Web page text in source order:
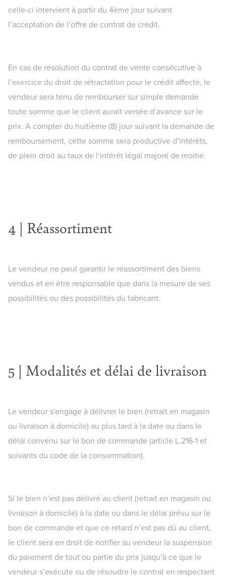
celle-ci intervient à partir du 4ème jour suivant
l’acceptation de l’offre de contrat de crédit.
En cas de résolution du contrat de vente consécutive à
l’exercice du droit de rétractation pour le crédit affecté, le
vendeur sera tenu de rembourser sur simple demande
toute somme que le client aurait versée d’avance sur le
prix. A compter du huitième (8) jour suivant la demande de
remboursement, cette somme sera productive d’intérêts,
de plein droit au taux de l’intérêt légal majoré de moitié.
4 | Réassortiment
Le vendeur ne peut garantir le réassortiment des biens
vendus et en être responsable que dans la mesure de ses
possibilités ou des possibilités du fabricant.
5 | Modalités et délai de livraison
Le vendeur s'engage à délivrer le bien (retrait en magasin
ou livraison à domicile) au plus tard à la date ou dans le
délai convenu sur le bon de commande (article L.216-1 et
suivants du code de la consommation).
Si le bien n’est pas délivré au client (retrait en magasin ou
livraison à domicile) à la date ou dans le délai prévu sur le
bon de commande et que ce retard n’est pas dû au client,
le client sera en droit de notifier au vendeur la suspension
du paiement de tout ou partie du prix jusqu’à ce que le
vendeur s’exécute ou de résoudre le contrat en respectant